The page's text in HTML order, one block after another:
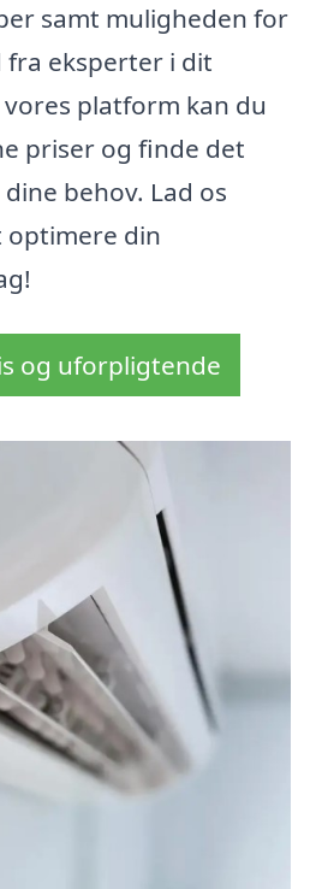
samt muligheden for
eksperter i dit
platform kan du
priser og finde det
behov. Lad os
din
og uforpligtende